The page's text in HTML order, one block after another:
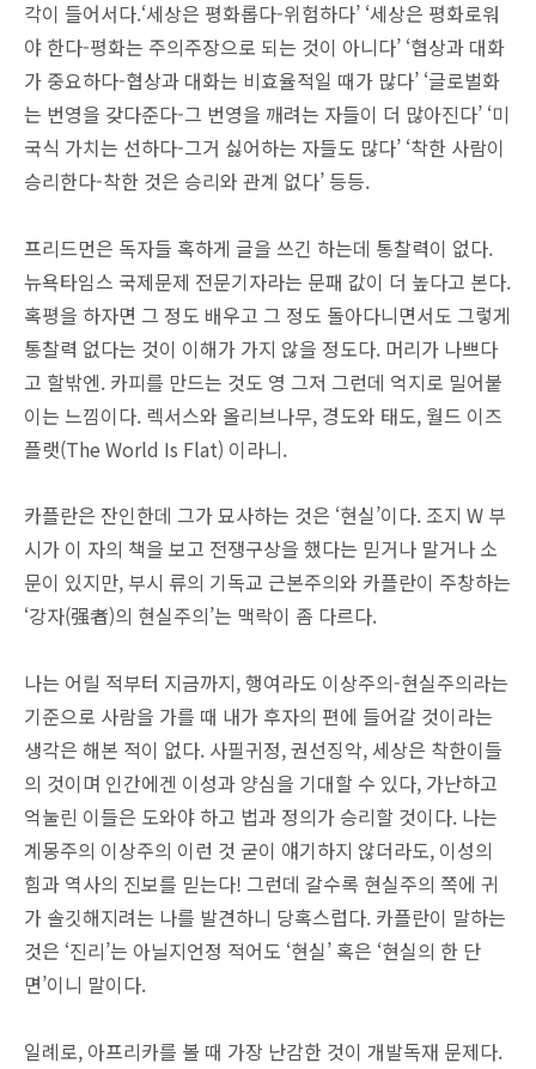
각이 들어서다.‘세상은 평화롭다-위험하다’ ‘세상은 평화로워
야 한다-평화는 주의주장으로 되는 것이 아니다’ ‘협상과 대화
가 중요하다-협상과 대화는 비효율적일 때가 많다’ ‘글로벌화
는 번영을 갖다준다-그 번영을 깨려는 자들이 더 많아진다’ ‘미
국식 가치는 선하다-그거 싫어하는 자들도 많다’ ‘착한 사람이
승리한다-착한 것은 승리와 관계 없다’ 등등.
프리드먼은 독자들 혹하게 글을 쓰긴 하는데 통찰력이 없다.
뉴욕타임스 국제문제 전문기자라는 문패 값이 더 높다고 본다.
혹평을 하자면 그 정도 배우고 그 정도 돌아다니면서도 그렇게
통찰력 없다는 것이 이해가 가지 않을 정도다. 머리가 나쁘다
고 할밖엔. 카피를 만드는 것도 영 그저 그런데 억지로 밀어붙
이는 느낌이다. 렉서스와 올리브나무, 경도와 태도, 월드 이즈
플랫(The World Is Flat) 이라니.
카플란은 잔인한데 그가 묘사하는 것은 ‘현실’이다. 조지 W 부
시가 이 자의 책을 보고 전쟁구상을 했다는 믿거나 말거나 소
문이 있지만, 부시 류의 기독교 근본주의와 카플란이 주창하는
‘강자(强者)의 현실주의’는 맥락이 좀 다르다.
나는 어릴 적부터 지금까지, 행여라도 이상주의-현실주의라는
기준으로 사람을 가를 때 내가 후자의 편에 들어갈 것이라는
생각은 해본 적이 없다. 사필귀정, 권선징악, 세상은 착한이들
의 것이며 인간에겐 이성과 양심을 기대할 수 있다, 가난하고
억눌린 이들은 도와야 하고 법과 정의가 승리할 것이다. 나는
계몽주의 이상주의 이런 것 굳이 얘기하지 않더라도, 이성의
힘과 역사의 진보를 믿는다! 그런데 갈수록 현실주의 쪽에 귀
가 솔깃해지려는 나를 발견하니 당혹스럽다. 카플란이 말하는
것은 ‘진리’는 아닐지언정 적어도 ‘현실’ 혹은 ‘현실의 한 단
면’이니 말이다.
일례로, 아프리카를 볼 때 가장 난감한 것이 개발독재 문제다.